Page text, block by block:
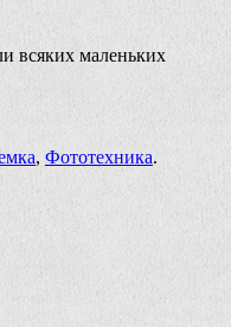
всяких маленьких
, Фототехника.